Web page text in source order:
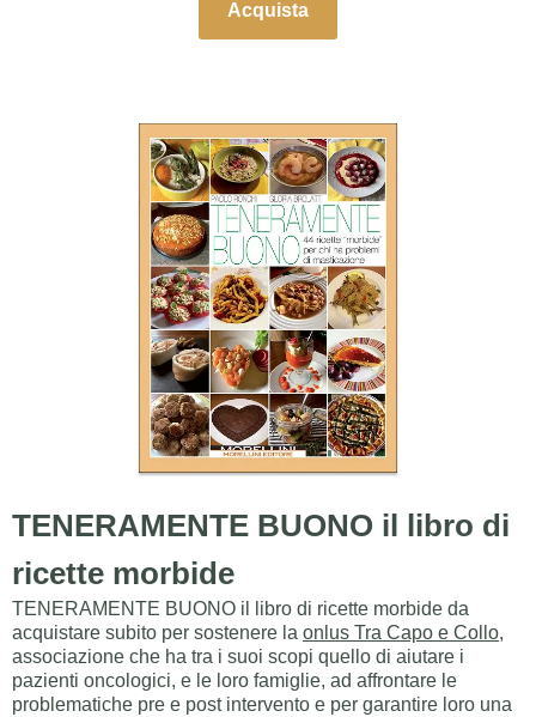
Acquista
TENERAMENTE BUONO il libro di
ricette morbide
TENERAMENTE BUONO il libro di ricette morbide da
acquistare subito per sostenere la onlus Tra Capo e Collo,
associazione che ha tra i suoi scopi quello di aiutare i
pazienti oncologici, e le loro famiglie, ad affrontare le
problematiche pre e post intervento e per garantire loro una